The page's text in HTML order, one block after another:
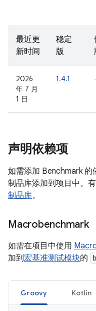
最近更
新时间
稳定
版
2026
年 7 月
1 日
1.4.1 -
声明依赖项
如需添加 Benchmark
制品库添加到项目中。
制品库。
Macrobenchmark
如需在项目中使用
加到宏基准测试模块的
Groovy Kotlin